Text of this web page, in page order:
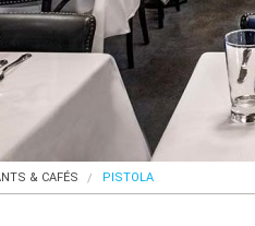
& CAFÉS PISTOLA